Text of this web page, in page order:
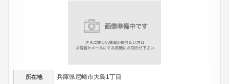
所在地 兵庫県尼崎市大島1丁目